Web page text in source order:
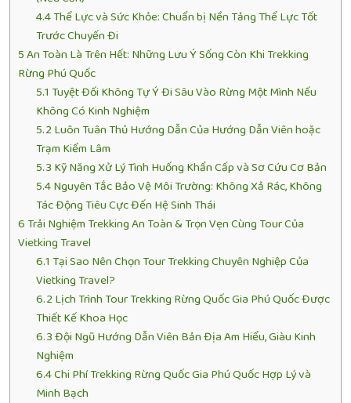
4.4Thể Lực và Sức Khỏe: Chuẩn bị Nền Tảng Thể Lực Tốt
Trước Chuyến Đi
5An Toàn Là Trên Hết: Những Lưu Ý Sống Còn Khi Trekking
Rừng Phú Quốc
5.1 Tuyệt Đối Không Tự Ý Đi Sâu Vào Rừng Một Mình Nếu
Không Có Kinh Nghiệm
5.2 Luôn Tuân Thủ Hướng Dẫn Của Hướng Dẫn Viên hoặc
Trạm Kiểm Lâm
5.3 Kỹ Năng Xử Lý Tình Huống Khẩn Cấp và Sơ Cứu Cơ Bản
5.4Nguyên Tắc Bảo Vệ Môi Trường: Không Xả Rác, Không
Tác Động Tiêu Cực Đến Hệ Sinh Thái
6Trải Nghiệm Trekking An Toàn & Trọn Vẹn Cùng Tour Của
Vietking Travel
6.1 Tại Sao Nên Chọn Tour Trekking Chuyên Nghiệp Của
Vietking Travel?
6.2 Lịch Trình Tour Trekking Rừng Quốc Gia Phú Quốc Được
Thiết Kế Khoa Học
6.3Đội Ngũ Hướng Dẫn Viên Bản Địa Am Hiểu, Giàu Kinh
Nghiệm
6.4Chi Phí Trekking Rừng Quốc Gia Phú Quốc Hợp Lý và
Minh Bạch